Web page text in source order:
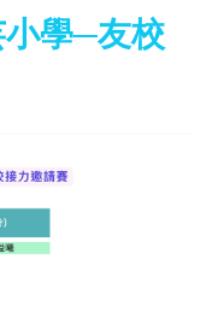
學─友校